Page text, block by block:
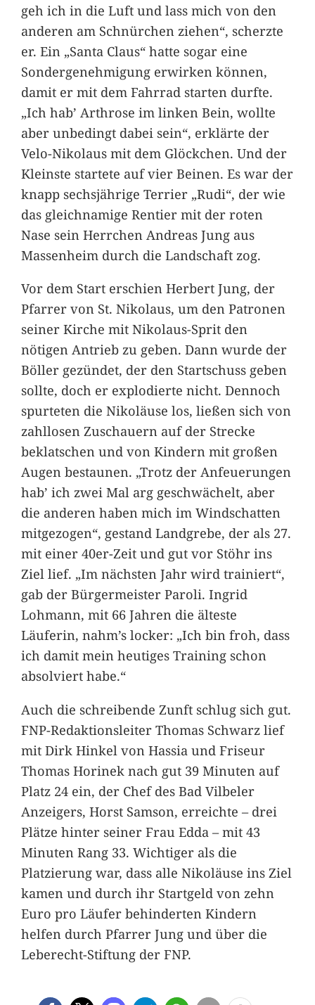
geh ich in die Luft und lass mich von den
anderen am Schnürchen ziehen“, scherzte
er. Ein „Santa Claus“ hatte sogar eine
Sondergenehmigung erwirken können,
damit er mit dem Fahrrad starten durfte.
„Ich hab’ Arthrose im linken Bein, wollte
aber unbedingt dabei sein“, erklärte der
Velo-Nikolaus mit dem Glöckchen. Und der
Kleinste startete auf vier Beinen. Es war der
knapp sechsjährige Terrier „Rudi“, der wie
das gleichnamige Rentier mit der roten
Nase sein Herrchen Andreas Jung aus
Massenheim durch die Landschaft zog.
Vor dem Start erschien Herbert Jung, der
Pfarrer von St. Nikolaus, um den Patronen
seiner Kirche mit Nikolaus-Sprit den
nötigen Antrieb zu geben. Dann wurde der
Böller gezündet, der den Startschuss geben
sollte, doch er explodierte nicht. Dennoch
spurteten die Nikoläuse los, ließen sich von
zahllosen Zuschauern auf der Strecke
beklatschen und von Kindern mit großen
Augen bestaunen. „Trotz der Anfeuerungen
hab’ ich zwei Mal arg geschwächelt, aber
die anderen haben mich im Windschatten
mitgezogen“, gestand Landgrebe, der als 27.
mit einer 40er-Zeit und gut vor Stöhr ins
Ziel lief. „Im nächsten Jahr wird trainiert“,
gab der Bürgermeister Paroli. Ingrid
Lohmann, mit 66 Jahren die älteste
Läuferin, nahm’s locker: „Ich bin froh, dass
ich damit mein heutiges Training schon
absolviert habe.“
Auch die schreibende Zunft schlug sich gut.
FNP-Redaktionsleiter Thomas Schwarz lief
mit Dirk Hinkel von Hassia und Friseur
Thomas Horinek nach gut 39 Minuten auf
Platz 24 ein, der Chef des Bad Vilbeler
Anzeigers, Horst Samson, erreichte – drei
Plätze hinter seiner Frau Edda – mit 43
Minuten Rang 33. Wichtiger als die
Platzierung war, dass alle Nikoläuse ins Ziel
kamen und durch ihr Startgeld von zehn
Euro pro Läufer behinderten Kindern
helfen durch Pfarrer Jung und über die
Leberecht-Stiftung der FNP.